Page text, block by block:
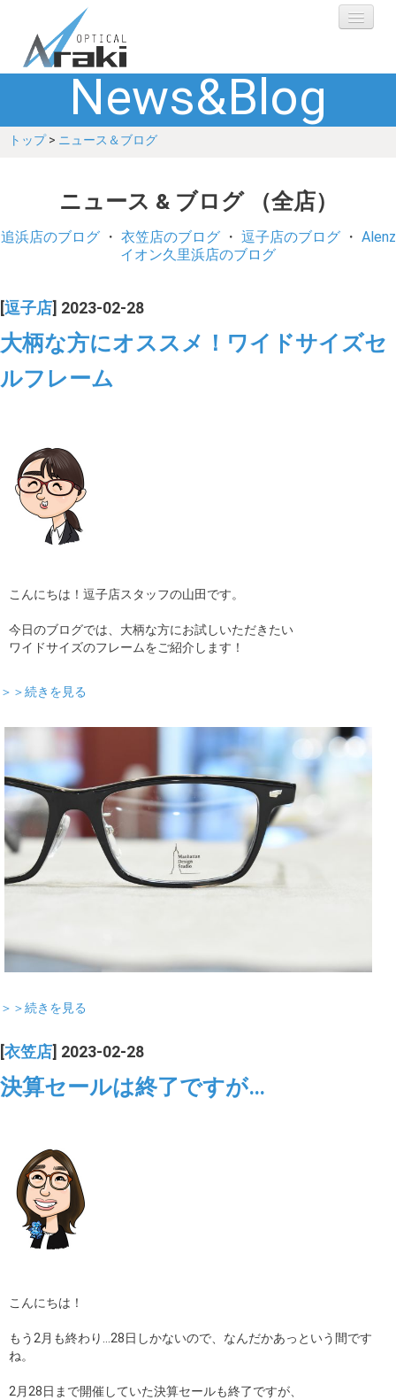
選ばれる理由
ブランド
補聴器
お客さまの声
コラム
ブログ
News&Blog
トップ> ニュース＆ブログ
ニュース & ブログ （全店）
追浜店のブログ・ 衣笠店のブログ・ 逗子店のブログ・ Alenz
イオン久里浜店のブログ
逗子店 ] 2023-02-28
大柄な方にオススメ！ワイドサイズセ
ルフレーム
こんにちは！逗子店スタッフの山田です。
今日のブログでは、大柄な方にお試しいただきたい
ワイドサイズのフレームをご紹介します！
＞＞続きを見る
＞＞続きを見る
[衣笠店] 2023-02-28
決算セールは終了ですが…
こんにちは！
もう2月も終わり…28日しかないので、なんだかあっという間です
ね。
2月28日まで開催していた決算セールも終了ですが、